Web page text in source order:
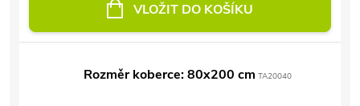
VLOŽIT DO KOŠÍKU
Rozměr koberce: 80x200 cm TA20040